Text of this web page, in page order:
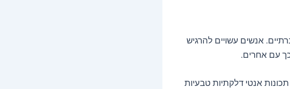
אנשים עשויים להרגיש
עם אחרים.
תכונות אנטי דלקתיות טבעיות